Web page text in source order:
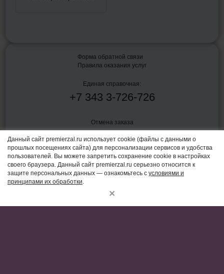
Правила оказания услуг
Форма обратной связи
Единая справочная:
+7 343 3-726-726
Отмена заказа
Политика конфиденциальности
Согласие на обработку персональных данных
Пользовательское соглашение
Данный сайт premierzal.ru использует cookie (файлы с данными о
прошлых посещениях сайта) для персонализации сервисов и удобства
пользователей. Вы можете запретить сохранение cookie в настройках
своего браузера. Данный сайт premierzal.ru серьезно относится к
защите персональных данных — ознакомьтесь с условиями и
принципами их обработки.
×